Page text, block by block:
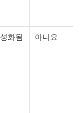
화됨 아니요